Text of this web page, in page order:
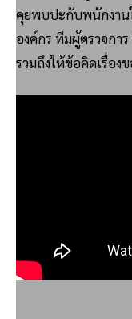
คุยพบปะกับพนักงาน
องค์กร ทีมผู้ตรวจกา
รวมถึงให้ข้อคิดเรื่อง